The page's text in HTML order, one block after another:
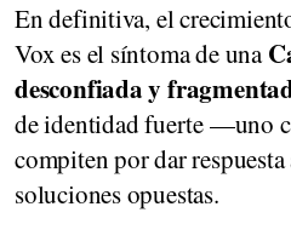
En definitiva, el
Vox es el síntoma de una
desconfiada y
de identidad fuerte —uno
compiten por dar
soluciones opuestas.